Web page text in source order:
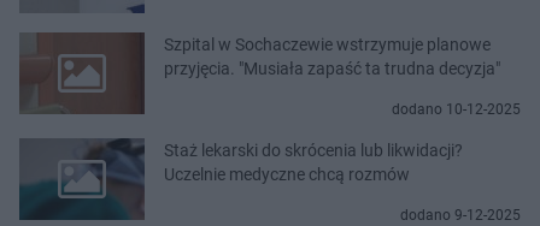
Szpital w Sochaczewie wstrzymuje planowe
przyjęcia. "Musiała zapaść ta trudna decyzja"
dodano 10-12-2025
Staż lekarski do skrócenia lub likwidacji?
Uczelnie medyczne chcą rozmów
dodano 9-12-2025